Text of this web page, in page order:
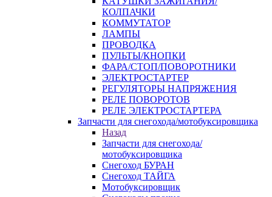
КОЛПАЧКИ
КОММУТАТОР
ЛАМПЫ
ПРОВОДКА
ПУЛЬТЫ/КНОПКИ
ФАРА/СТОП/ПОВОРОТНИКИ
ЭЛЕКТРОСТАРТЕР
РЕГУЛЯТОРЫ НАПРЯЖЕНИЯ
РЕЛЕ ПОВОРОТОВ
РЕЛЕ ЭЛЕКТРОСТАРТЕРА
Запчасти для снегохода/мотобуксировщика
Назад
Запчасти для снегохода/
мотобуксировщика
Снегоход БУРАН
Снегоход ТАЙГА
Мотобуксировщик